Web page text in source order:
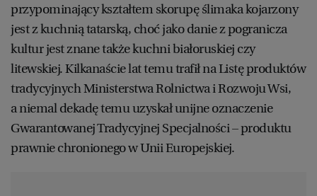
przypominający kształtem skorupę ślimaka kojarzony
jest z kuchnią tatarską, choć jako danie z pogranicza
kultur jest znane także kuchni białoruskiej czy
litewskiej. Kilkanaście lat temu trafił na Listę produktów
tradycyjnych Ministerstwa Rolnictwa i Rozwoju Wsi,
a niemal dekadę temu uzyskał unijne oznaczenie
Gwarantowanej Tradycyjnej Specjalności – produktu
prawnie chronionego w Unii Europejskiej.